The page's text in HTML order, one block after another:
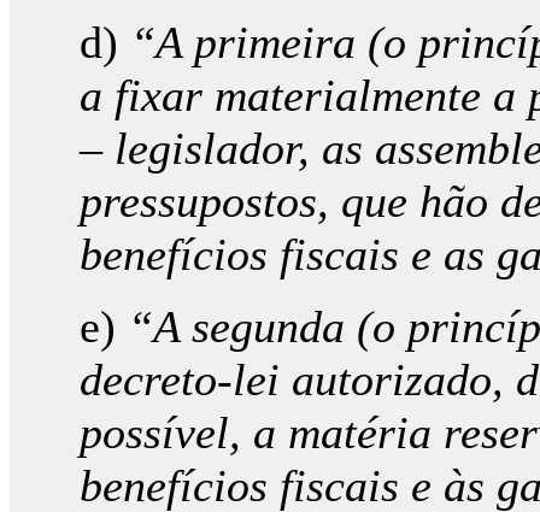
d) “A primeira (o
a fixar materialmente a
– legislador, as
pressupostos, que hão
benefícios fiscais e as
e) “A segunda (o
decreto-lei autorizado,
possível, a matéria
benefícios fiscais e às